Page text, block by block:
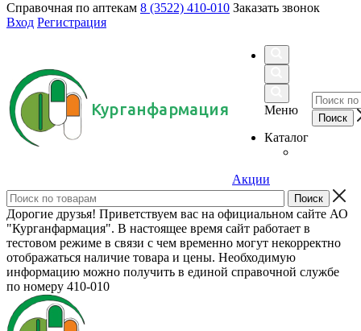
Справочная по аптекам 8 (3522) 410-010 Заказать звонок
Вход Регистрация
Курганфармация
Меню
Каталог
Акции
Дорогие друзья! Приветствуем вас на официальном сайте АО
"Курганфармация". В настоящее время сайт работает в
тестовом режиме в связи с чем временно могут некорректно
отображаться наличие товара и цены. Необходимую
информацию можно получить в единой справочной службе
по номеру 410-010